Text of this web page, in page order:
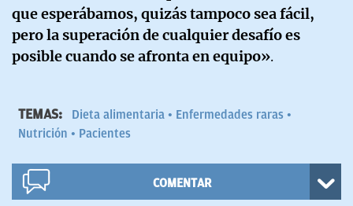
que esperábamos, quizás tampoco sea fácil,
pero la superación de cualquier desafío es
posible cuando se afronta en equipo».
TEMAS: Dieta alimentaria
Enfermedades raras
Nutrición
Pacientes
COMENTAR